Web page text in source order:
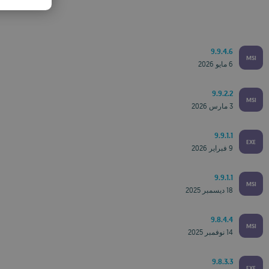
MSI
9.9.4.6
6 مايو 2026
MSI
9.9.2.2
3 مارس 2026
EXE
9.9.1.1
9 فبراير 2026
MSI
9.9.1.1
18 ديسمبر 2025
MSI
9.8.4.4
14 نوفمبر 2025
9.8.3.3